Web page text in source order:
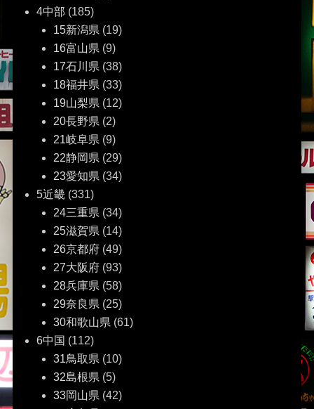
4中部 (185)
15新潟県 (19)
16富山県 (9)
17石川県 (38)
18福井県 (33)
19山梨県 (12)
20長野県 (2)
21岐阜県 (9)
22静岡県 (29)
23愛知県 (34)
5近畿(331)
24三重県 (34)
25滋賀県 (14)
26京都府(49)
27大阪府(93)
28兵庫県 (58)
29奈良県 (25)
30和歌山県 (61)
6中国 (112)
31鳥取県 (10)
32島根県 (5)
33岡山県 (42)